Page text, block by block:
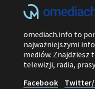
omediach.info to
najważniejszymi
mediów. Znajdziesz
telewizji, radia,
Facebook
Twitter/